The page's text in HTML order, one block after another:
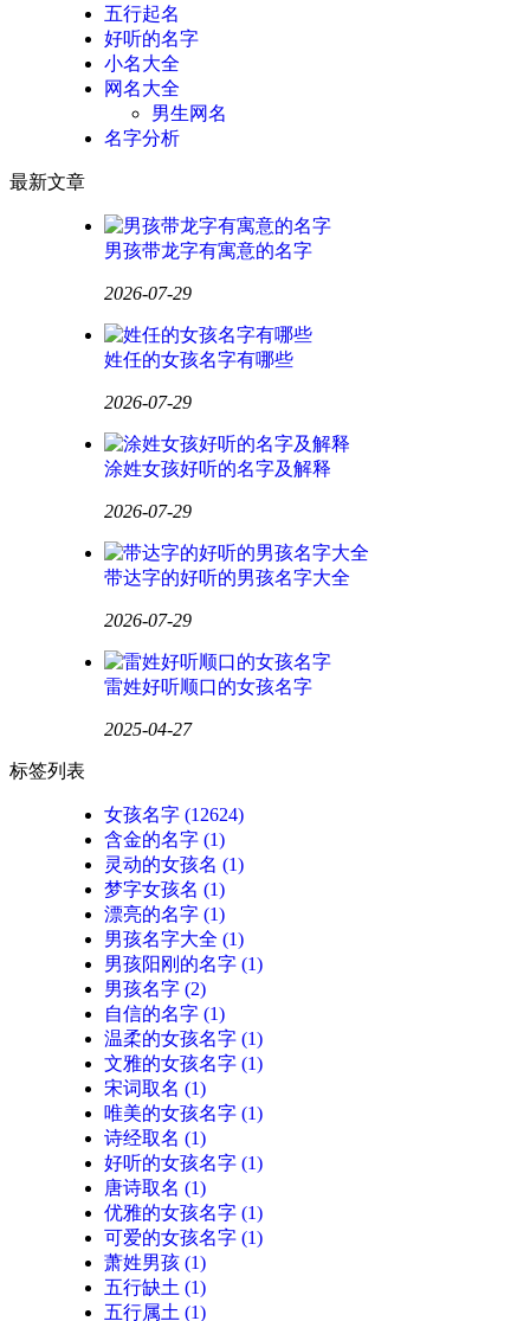
五行起名
好听的名字
小名大全
网名大全
男生网名
名字分析
最新文章
男孩带龙字有寓意的名字
2026-07-29
姓任的女孩名字有哪些
2026-07-29
涂姓女孩好听的名字及解释
2026-07-29
带达字的好听的男孩名字大全
2026-07-29
雷姓好听顺口的女孩名字
2025-04-27
标签列表
女孩名字 (12624)
含金的名字 (1)
灵动的女孩名 (1)
梦字女孩名 (1)
漂亮的名字 (1)
男孩名字大全 (1)
男孩阳刚的名字 (1)
男孩名字 (2)
自信的名字 (1)
温柔的女孩名字 (1)
文雅的女孩名字 (1)
宋词取名 (1)
唯美的女孩名字 (1)
诗经取名 (1)
好听的女孩名字 (1)
唐诗取名 (1)
优雅的女孩名字 (1)
可爱的女孩名字 (1)
萧姓男孩 (1)
五行缺土 (1)
五行属土 (1)